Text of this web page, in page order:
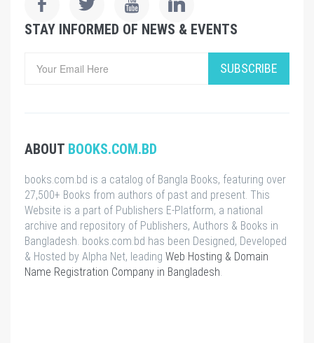
STAY INFORMED OF NEWS & EVENTS
SUBSCRIBE
ABOUT BOOKS.COM.BD
books.com.bd is a catalog of Bangla Books, featuring over
27,500+ Books from authors of past and present. This
Website is a part of Publishers E-Platform, a national
archive and repository of Publishers, Authors & Books in
Bangladesh. books.com.bd has been Designed, Developed
& Hosted by Alpha Net, leading Web Hosting & Domain
Name Registration Company in Bangladesh.